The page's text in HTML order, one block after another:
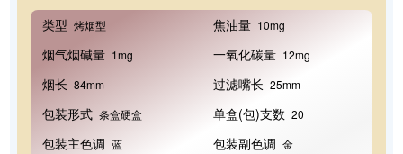
类型 烤烟型 焦油量 10mg
烟气烟碱量 1mg 一氧化碳量 12mg
烟长 84mm 过滤嘴长 25mm
包装形式 条盒硬盒 单盒(包)支数 20
包装主色调 蓝 包装副色调 金